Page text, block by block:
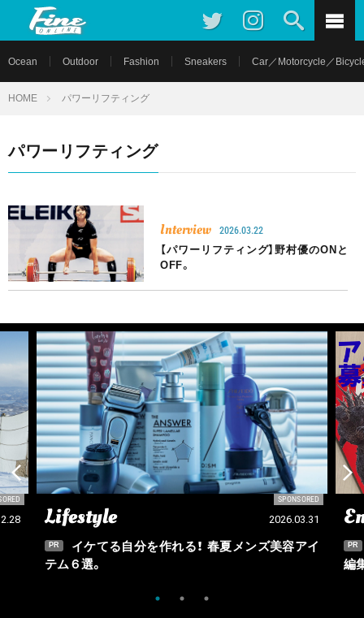
Ocean Outdoor Fashion Sneakers Car／Motorcycle／
HOME パワーリフティング
パワーリフティング
Interview 2026.03.22
【パワーリフティング】野村優のONと
OFF。
SPONSORED
Entry 2026.03.09
PR
【正社員・アルバイト募集】Fine、Fine Online
編集部の一員になりませんか？
PR